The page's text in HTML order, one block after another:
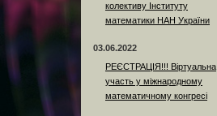
колективу Інституту
математики НАН України
03.06.2022
РЕЄСТРАЦІЯ!!! Віртуальна
участь у міжнародному
математичному конгресі